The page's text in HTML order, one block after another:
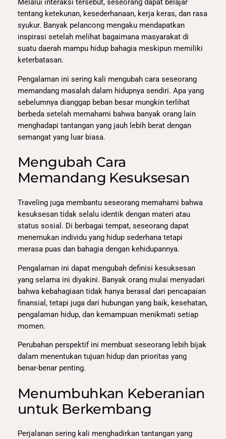
Melalui interaksi tersebut, seseorang dapat belajar
tentang ketekunan, kesederhanaan, kerja keras, dan rasa
syukur. Banyak pelancong mengaku mendapatkan
inspirasi setelah melihat bagaimana masyarakat di
suatu daerah mampu hidup bahagia meskipun memiliki
keterbatasan.
Pengalaman ini sering kali mengubah cara seseorang
memandang masalah dalam hidupnya sendiri. Apa yang
sebelumnya dianggap beban besar mungkin terlihat
berbeda setelah memahami bahwa banyak orang lain
menghadapi tantangan yang jauh lebih berat dengan
semangat yang luar biasa.
Mengubah Cara
Memandang Kesuksesan
Traveling juga membantu seseorang memahami bahwa
kesuksesan tidak selalu identik dengan materi atau
status sosial. Di berbagai tempat, seseorang dapat
menemukan individu yang hidup sederhana tetapi
merasa puas dan bahagia dengan kehidupannya.
Pengalaman ini dapat mengubah definisi kesuksesan
yang selama ini diyakini. Banyak orang mulai menyadari
bahwa kebahagiaan tidak hanya berasal dari pencapaian
finansial, tetapi juga dari hubungan yang baik, kesehatan,
pengalaman hidup, dan kemampuan menikmati setiap
momen.
Perubahan perspektif ini membuat seseorang lebih bijak
dalam menentukan tujuan hidup dan prioritas yang
benar-benar penting.
Menumbuhkan Keberanian
untuk Berkembang
Perjalanan sering kali menghadirkan tantangan yang